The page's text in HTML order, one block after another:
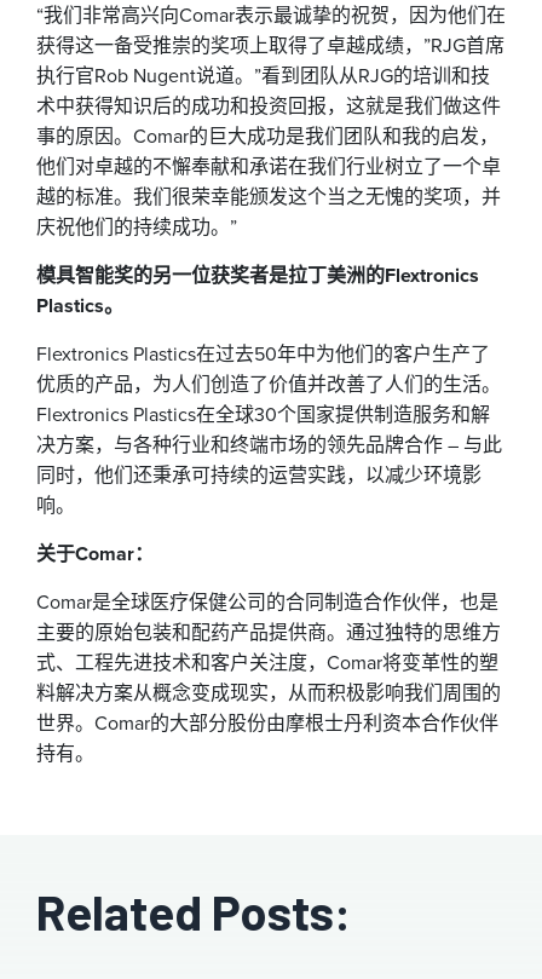
“我们非常高兴向Comar表示最诚挚的祝贺，因为他们在
获得这一备受推崇的奖项上取得了卓越成绩，”RJG首席
执行官Rob Nugent说道。”看到团队从RJG的培训和技
术中获得知识后的成功和投资回报，这就是我们做这件
事的原因。Comar的巨大成功是我们团队和我的启发，
他们对卓越的不懈奉献和承诺在我们行业树立了一个卓
越的标准。我们很荣幸能颁发这个当之无愧的奖项，并
庆祝他们的持续成功。”
模具智能奖的另一位获奖者是拉丁美洲的Flextronics
Plastics。
Flextronics Plastics在过去50年中为他们的客户生产了
优质的产品，为人们创造了价值并改善了人们的生活。
Flextronics Plastics在全球30个国家提供制造服务和解
决方案，与各种行业和终端市场的领先品牌合作 – 与此
同时，他们还秉承可持续的运营实践，以减少环境影
响。
关于Comar：
Comar是全球医疗保健公司的合同制造合作伙伴，也是
主要的原始包装和配药产品提供商。通过独特的思维方
式、工程先进技术和客户关注度，Comar将变革性的塑
料解决方案从概念变成现实，从而积极影响我们周围的
世界。Comar的大部分股份由摩根士丹利资本合作伙伴
持有。
Related Posts: